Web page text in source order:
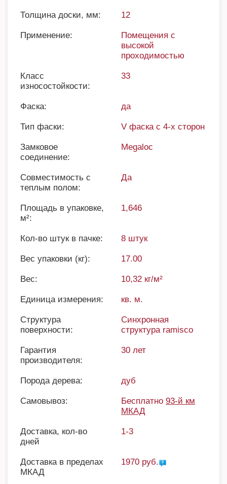
Толщина доски, мм: 12
Применение:
Помещения с
высокой
проходимостью
Класс
износостойкости:
33
Фаска: да
Тип фаски: V фаска с 4-х сторон
Замковое
соединение:
Megaloc
Совместимость с
теплым полом:
Да
Площадь в упаковке,
м²:
1,646
Кол-во штук в пачке: 8 штук
Вес упаковки (кг): 17.00
Вес: 10,32 кг/м²
Единица измерения: кв. м.
Структура
поверхности:
Синхронная
структура ramisco
Гарантия
производителя:
30 лет
Порода дерева: дуб
Самовывоз: Бесплатно 93-й км
МКАД
Доставка, кол-во
дней
1-3
Доставка в пределах
МКАД
1970 руб.